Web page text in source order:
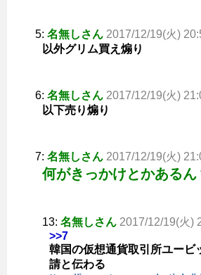
5: 名無しさん 2017/12/19(火)
以外グリム買え煽り
6: 名無しさん 2017/12/19(火)
以下売り煽り
7: 名無しさん 2017/12/19(火)
何がきっかけとかあるん
13: 名無しさん 2017/12/19(火)
>>7
韓国の仮想通貨取引所ユービ
請と伝わる